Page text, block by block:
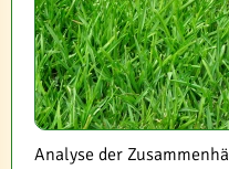
Analyse der